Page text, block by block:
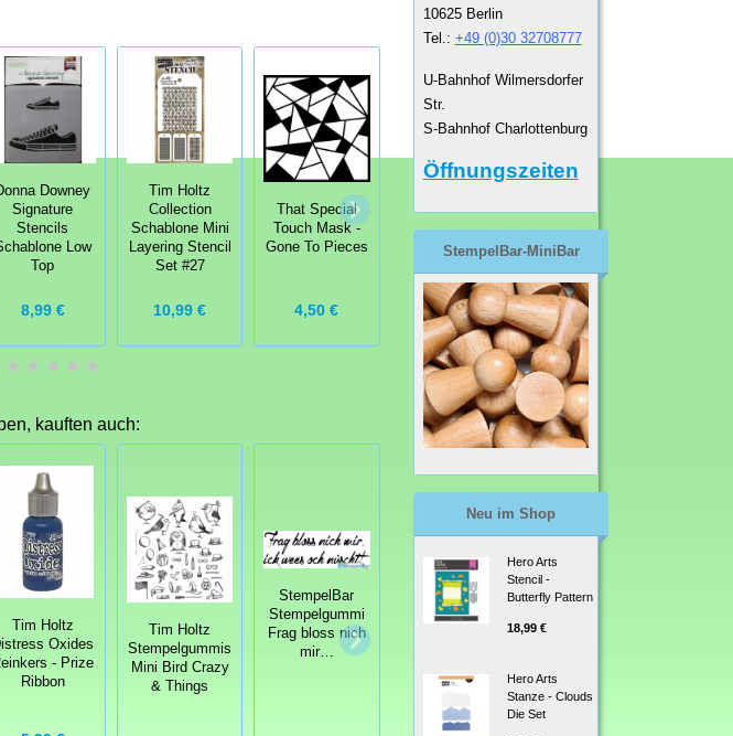
Downey
Signature
Stencils
Low
Top
8,99 €
Tim Holtz
Collection
Schablone Mini
Layering Stencil
Set #27
10,99 €
That Special
Touch Mask -
Gone To Pieces
4,50 €
Stencil Stars &
Stripes
6,79 €
Dylusions
Stencils Stash
Of 'Tache
6,99 €
kauften auch:
Tim Holtz
Oxides
- Prize
Ribbon
Tim Holtz
Stempelgummis
Mini Bird Crazy
& Things
StempelBar
Stempelgummi
Frag bloss nich
mir…
StempelBar
StempelBar
Stempelgummi
10625 Berlin
Tel.: +49 (0)30 32708777
U-Bahnhof Wilmersdorfer
Str.
S-Bahnhof Charlottenburg
Öffnungszeiten
StempelBar-MiniBar
Neu im Shop
Hero Arts
Stencil -
Butterfly Pattern
18,99 €
Hero Arts
Stanze - Clouds
Die Set